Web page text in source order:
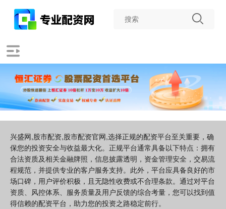
兴盛网,股市配资,股市配资官网,选择正规的配资平台至关重要，确
保您的投资安全与收益最大化。正规平台通常具备以下特点：拥有
合法资质及相关金融牌照，信息披露透明，资金管理安全，交易流
程规范，并提供专业的客户服务支持。此外，平台应具备良好的市
场口碑，用户评价积极，且无隐性收费或不合理条款。通过对平台
资质、风控体系、服务质量及用户反馈的综合考量，您可以找到值
得信赖的配资平台，助力您的投资之路稳定前行。